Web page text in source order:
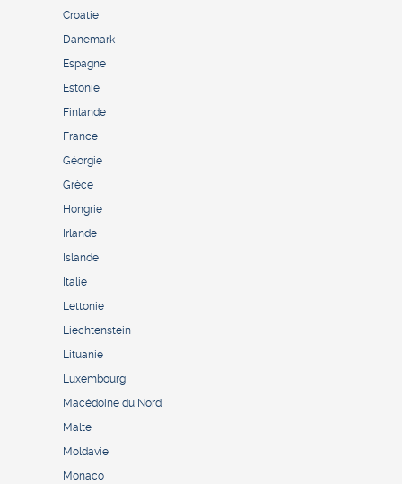
Croatie
Danemark
Espagne
Estonie
Finlande
France
Géorgie
Grèce
Hongrie
Irlande
Islande
Italie
Lettonie
Liechtenstein
Lituanie
Luxembourg
Macédoine du Nord
Malte
Moldavie
Monaco